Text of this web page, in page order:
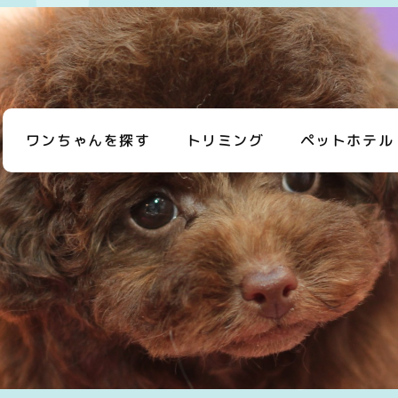
ワンちゃんを探す トリミング ペットホテル